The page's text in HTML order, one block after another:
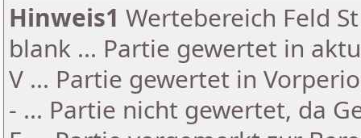
Hinweis1 Wertebereich Feld
blank ... Partie gewertet in
V ... Partie gewertet in
- ... Partie nicht gewertet, da